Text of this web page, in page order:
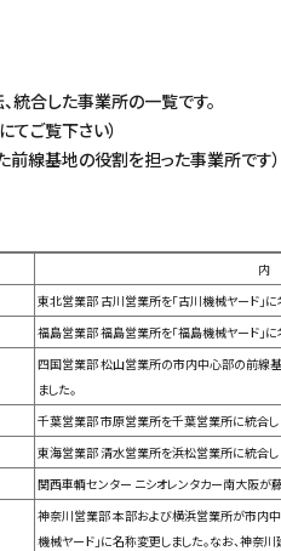
統合した事業所の一覧です。
てご覧下さい）
前線基地の役割を担った事業所です）
内
東北営業部 古川営業所を「古川機械ヤード」に
福島営業部 福島営業所を「福島機械ヤード」に
四国営業部 松山営業所の市内中心部の前線基
ました。
千葉営業部 市原営業所を千葉営業所に統合し
東海営業部 清水営業所を浜松営業所に統合し
関西車輌センター ニシオレンタカー南大阪が
神奈川営業部 本部および横浜営業所が市内
機械ヤード」に名称変更しました。なお、神